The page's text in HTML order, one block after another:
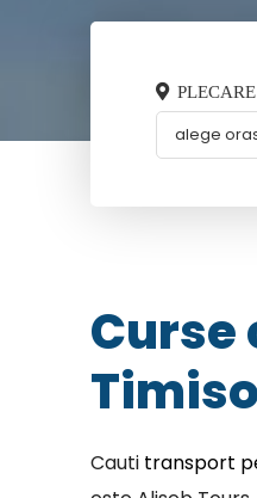
Curse
Cauti transport